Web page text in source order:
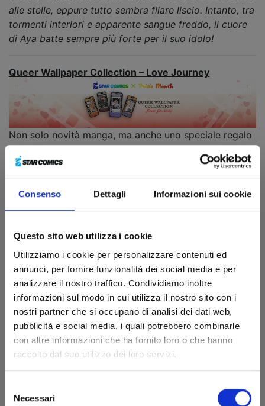
Consenso Dettagli Informazioni sui cookie
Questo sito web utilizza i cookie
Utilizziamo i cookie per personalizzare contenuti ed
annunci, per fornire funzionalità dei social media e per
analizzare il nostro traffico. Condividiamo inoltre
informazioni sul modo in cui utilizza il nostro sito con i
nostri partner che si occupano di analisi dei dati web,
pubblicità e social media, i quali potrebbero combinarle
con altre informazioni che ha fornito loro o che hanno
raccolto dal suo utilizzo dei loro servizi.
delNecessari
alle stelle, eppure tutto sembra filare liscio. Intanto, tra
tormenti interiori e apparente sangue freddo, il cuore
di Aya batte sempre più forte per il suo idolo!
Queer Wallpaper Collection – Love Journey
Non solo novità manga, ma anche uno speciale regalo
per tutti i lettori della collana Queer!
Star Comics presenta la
QUEER WALLPAPER
COLLECTION – LOVE JOURNEY, una collezione di
sfondi per smartphone dedicata ad alcune delle serie
THE BLUE SUMMER AND YOU – SECOND SEASON
THERAPY GAME,I’M IN LOVE WITH THE VILLAINESS
YURI IS MY JOB!, OUR NOT SO LONELY PLANET
TRAVEL GUIDE, WHISPER ME A LOVE SONG e molti
altri fra i protagonisti di questo “viaggio d’amore” nel
mese del Pride!
Fra i wallpaper anche alcuni speciali sfondi diHERE U
ARE, l’amatissima serie webcomic da poco conclusa